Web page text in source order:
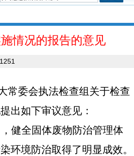
情况的报告的意见
1251
常委会执法检查组关于检查
出如下审议意见：
健全固体废物防治管理体
环境防治取得了明显成效。